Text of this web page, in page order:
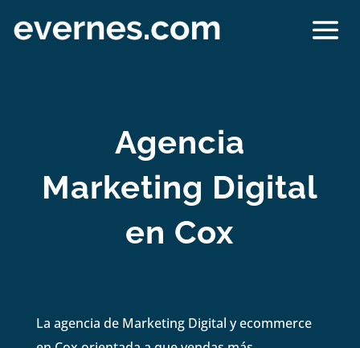
Agencia
Marketing Digital
en Cox
La agencia de Marketing Digital y ecommerce